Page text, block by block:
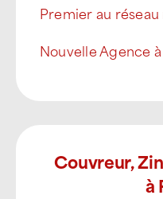
Premier au réseau
Nouvelle Agence
Couvreur,
à